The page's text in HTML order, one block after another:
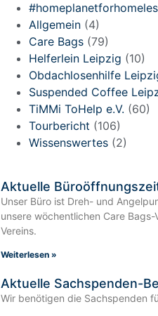
Allgemein (4)
Care Bags (79)
Helferlein Leipzig (10)
Obdachlosenhilfe
Suspended Coffee
TiMMi ToHelp e.V. (60)
Tourbericht (106)
Wissenswertes (2)
Aktuelle
Unser Büro ist Dreh- und
unsere wöchentlichen Care
Vereins.
Weiterlesen »
Aktuelle Sachspenden-
Wir benötigen die Sachspenden